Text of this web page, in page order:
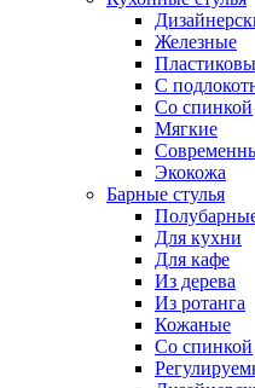
Железные
С
Со спинкой
Мягкие
Экокожа
Барные стулья
Для кухни
Для кафе
Из дерева
Из ротанга
Кожаные
Со спинкой